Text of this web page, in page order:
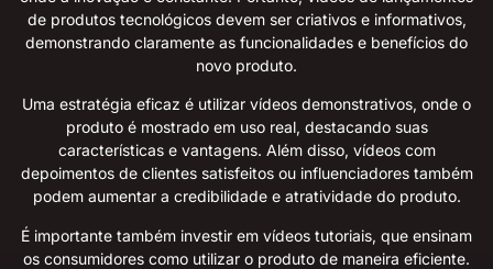
de produtos tecnológicos devem ser criativos e informativos,
demonstrando claramente as funcionalidades e benefícios do
novo produto.
Uma estratégia eficaz é utilizar vídeos demonstrativos, onde o
produto é mostrado em uso real, destacando suas
características e vantagens. Além disso, vídeos com
depoimentos de clientes satisfeitos ou influenciadores também
podem aumentar a credibilidade e atratividade do produto.
É importante também investir em vídeos tutoriais, que ensinam
os consumidores como utilizar o produto de maneira eficiente.